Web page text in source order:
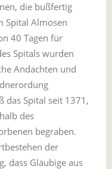
die bußfertig
Spital Almosen
40 Tagen für
Spitals wurden
Andachten und
das Spital seit 1371,
des
begraben.
der
dass Gläubige aus